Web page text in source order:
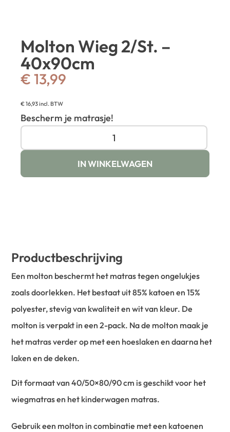
Molton Wieg 2/St. –
40x90cm
€ 13,99
€16,93incl. BTW
Bescherm je matrasje!
IN WINKELWAGEN
Productbeschrijving
Een molton beschermt het matras tegen ongelukjes
zoals doorlekken. Het bestaat uit 85% katoen en 15%
polyester, stevig van kwaliteit en wit van kleur. De
molton is verpakt in een 2-pack. Na de molton maak je
het matras verder op met een hoeslaken en daarna het
laken en de deken.
Dit formaat van 40/50×80/90 cm is geschikt voor het
wiegmatras en het kinderwagen matras.
Gebruik een molton in combinatie met een katoenen